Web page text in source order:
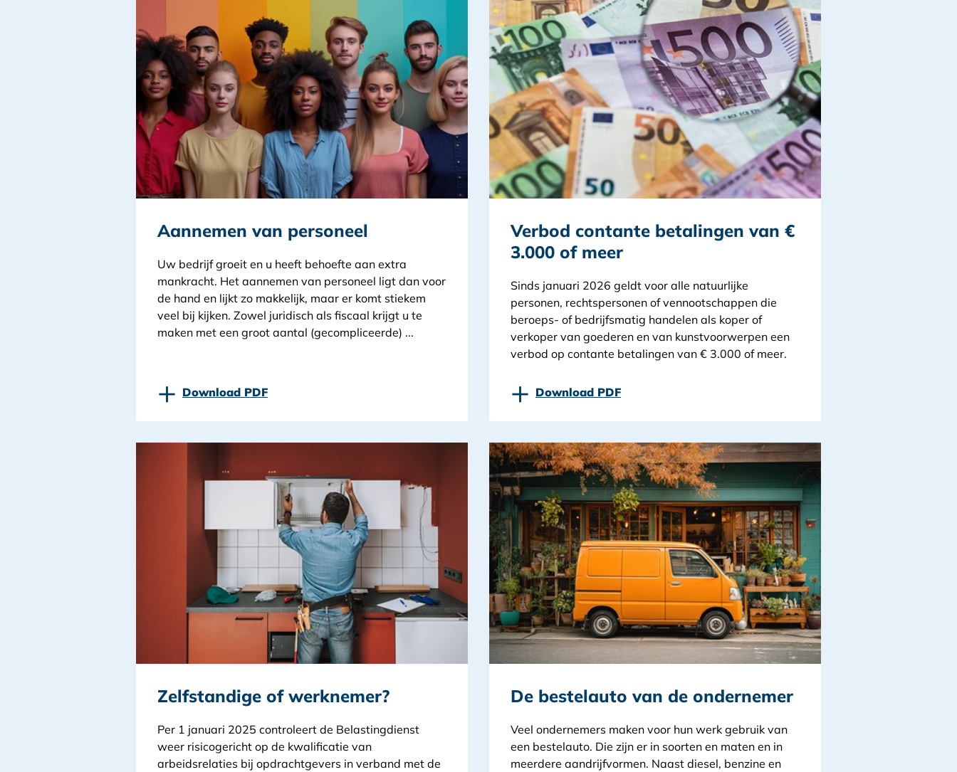
Aannemen van personeel
Uw bedrijf groeit en u heeft behoefte aan extra
mankracht. Het aannemen van personeel ligt dan voor
de hand en lijkt zo makkelijk, maar er komt stiekem
veel bij kijken. Zowel juridisch als fiscaal krijgt u te
maken met een groot aantal (gecompliceerde) ...
Verbod contante betalingen van €
3.000 of meer
Sinds januari 2026 geldt voor alle natuurlijke
personen, rechtspersonen of vennootschappen die
beroeps- of bedrijfsmatig handelen als koper of
verkoper van goederen en van kunstvoorwerpen een
verbod op contante betalingen van € 3.000 of meer.
Zelfstandige of werknemer?
Per 1 januari 2025 controleert de Belastingdienst
weer risicogericht op de kwalificatie van
arbeidsrelaties bij opdrachtgevers in verband met de
De bestelauto van de ondernemer
Veel ondernemers maken voor hun werk gebruik van
een bestelauto. Die zijn er in soorten en maten en in
meerdere aandrijfvormen. Naast diesel, benzine en